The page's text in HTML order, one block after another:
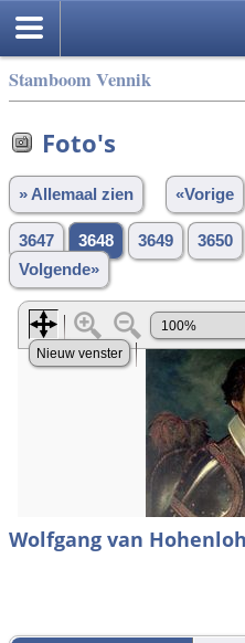
Stamboom Vennik
Foto's
» Allemaal zien «Vorige
3647 3648 3649 3650
Volgende»
Wolfgang van